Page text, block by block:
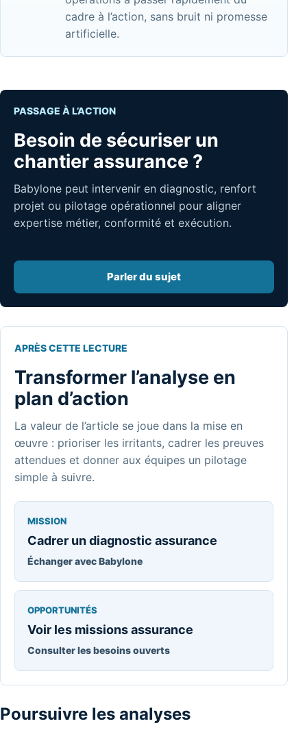
cadre à l’action, sans bruit ni promesse
artificielle.
PASSAGE À L’ACTION
Besoin de sécuriser un
chantier assurance ?
Babylone peut intervenir en diagnostic, renfort
projet ou pilotage opérationnel pour aligner
expertise métier, conformité et exécution.
Parler du sujet
APRÈS CETTE LECTURE
Transformer l’analyse en
plan d’action
La valeur de l’article se joue dans la mise en
œuvre : prioriser les irritants, cadrer les preuves
attendues et donner aux équipes un pilotage
simple à suivre.
MISSION
Cadrer un diagnostic assurance
Échanger avec Babylone
OPPORTUNITÉS
Voir les missions assurance
Consulter les besoins ouverts
Poursuivre les analyses